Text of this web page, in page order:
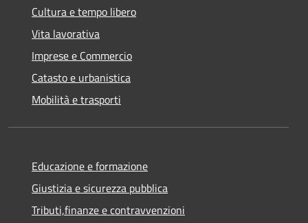
Cultura e tempo libero
Vita lavorativa
Imprese e Commercio
Catasto e urbanistica
Mobilità e trasporti
Educazione e formazione
Giustizia e sicurezza pubblica
Tributi,finanze e contravvenzioni